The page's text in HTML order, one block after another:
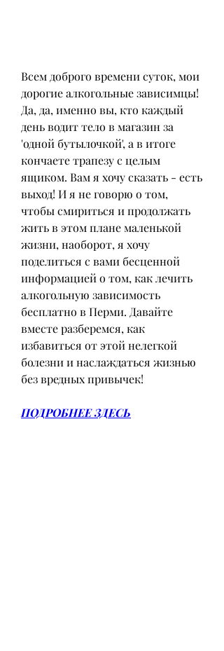
Всем доброго времени суток, мои
дорогие алкогольные зависимцы!
Да, да, именно вы, кто каждый
день водит тело в магазин за
'одной бутылочкой', а в итоге
кончаете трапезу с целым
ящиком. Вам я хочу сказать - есть
выход! И я не говорю о том,
чтобы смириться и продолжать
жить в этом плане маленькой
жизни, наоборот, я хочу
поделиться с вами бесценной
информацией о том, как лечить
алкогольную зависимость
бесплатно в Перми. Давайте
вместе разберемся, как
избавиться от этой нелегкой
болезни и наслаждаться жизнью
без вредных привычек!
ПОДРОБНЕЕ ЗДЕСЬ